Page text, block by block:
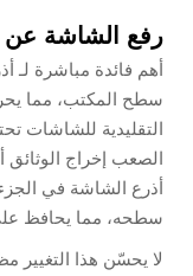
رفع الشاشة
أهم فائدة مباشرة لـ
سطح المكتب، مما
التقليدية للشاشات
الصعب إخراج الوثائق
أذرع الشاشة في
سطحه، مما يحافظ
لا يحسّن هذا